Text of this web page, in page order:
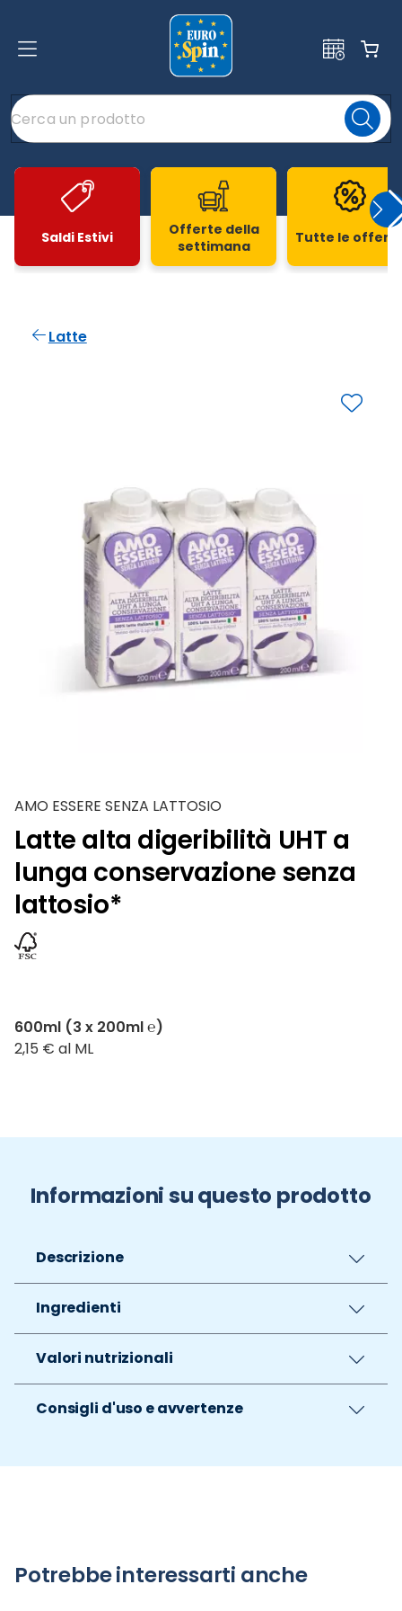
Saldi Estivi
Offerte della
settimana
Tutte le
Latte
AMO ESSERE SENZA LATTOSIO
Latte alta digeribilità UHT a
lunga conservazione senza
lattosio*
600ml (3 x 200ml ℮)
2,15 € al ML
Informazioni su questo prodotto
Descrizione
Ingredienti
Valori nutrizionali
Consigli d'uso e avvertenze
Potrebbe interessarti anche